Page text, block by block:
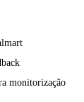
monitorização